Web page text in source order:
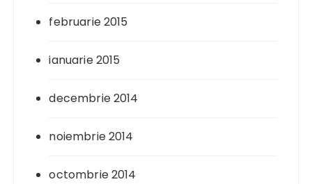
februarie 2015
ianuarie 2015
decembrie 2014
noiembrie 2014
octombrie 2014